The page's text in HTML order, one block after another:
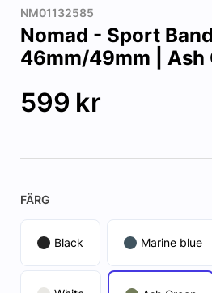
NM01132585
Nomad - Sport
46mm/49mm | Ash
599 kr
FÄRG
Black Marine blue